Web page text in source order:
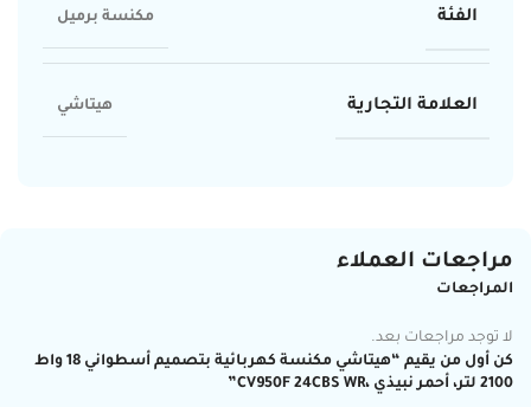
الفئة مكنسة برميل
العلامة التجارية هيتاشي
مراجعات العملاء
المراجعات
لا توجد مراجعات بعد.
كن أول من يقيم “هيتاشي مكنسة كهربائية بتصميم أسطواني 18 واط
2100 لتر، أحمر نبيذي ،CV950F 24CBS WR”